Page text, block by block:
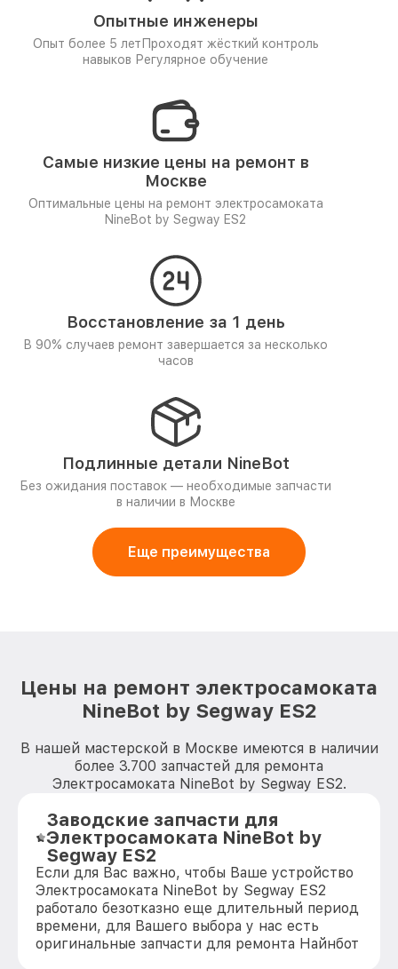
Опытные инженеры
Опыт более 5 лет Проходят жёсткий контроль
навыков Регулярное обучение
Самые низкие цены на ремонт в
Москве
Оптимальные цены на ремонт электросамоката
NineBot by Segway ES2
Восстановление за 1 день
В 90% случаев ремонт завершается за несколько
часов
Подлинные детали NineBot
Без ожидания поставок — необходимые запчасти
в наличии в Москве
Еще преимущества
Цены на ремонт электросамоката
NineBot by Segway ES2
В нашей мастерской в Москве имеются в наличии
более 3.700 запчастей для ремонта
Электросамоката NineBot by Segway ES2.
Заводские запчасти для
Электросамоката NineBot by
Segway ES2
Если для Вас важно, чтобы Ваше устройство
Электросамоката NineBot by Segway ES2
работало безотказно еще длительный период
времени, для Вашего выбора у нас есть
оригинальные запчасти для ремонта Найнбот